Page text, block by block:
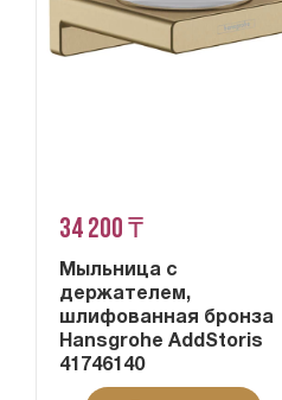
34 200 ₸
Мыльница с
держателем,
шлифованная бронза
Hansgrohe AddStoris
41746140